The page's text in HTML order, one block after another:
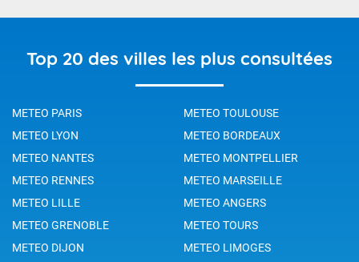
Top 20 des villes les plus consultées
METEO PARIS
METEO TOULOUSE
METEO LYON
METEO BORDEAUX
METEO NANTES
METEO MONTPELLIER
METEO RENNES
METEO MARSEILLE
METEO LILLE
METEO ANGERS
METEO GRENOBLE
METEO TOURS
METEO DIJON
METEO LIMOGES